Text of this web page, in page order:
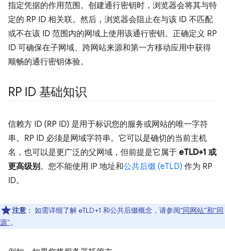
指定凭据的作用范围。创建通行密钥时，浏览器会将其与特
定的 RP ID 相关联。然后，浏览器会阻止在与该 ID 不匹配
或不在该 ID 范围内的网域上使用该通行密钥。正确定义 RP
ID 可确保在子网域、跨网站来源和第一方移动应用中获得
顺畅的通行密钥体验。
RP ID 基础知识
信赖方 ID (RP ID) 是用于标识您的服务或网站的唯一字符
串。RP ID 必须是网域字符串。它可以是确切的当前主机
名，也可以是更广泛的父网域，但前提是它属于 eTLD+1 或
更高级别。您不能使用 IP 地址和公共后缀 (eTLD) 作为 RP
ID。
注意 ： 如需详细了解 eTLD+1 和公共后缀概念，请参阅“同网站”和“同
源”。